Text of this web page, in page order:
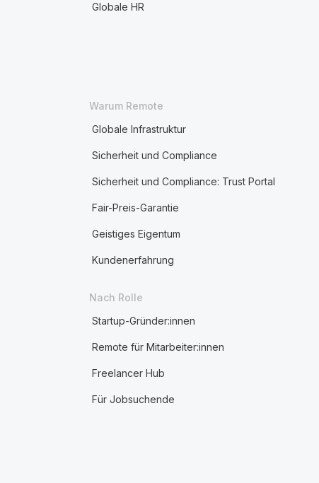
Globale HR
Warum Remote
Globale Infrastruktur
Sicherheit und Compliance
Sicherheit und Compliance: Trust Portal
Fair-Preis-Garantie
Geistiges Eigentum
Kundenerfahrung
Nach Rolle
Startup-Gründer:innen
Remote für Mitarbeiter:innen
Freelancer Hub
Für Jobsuchende